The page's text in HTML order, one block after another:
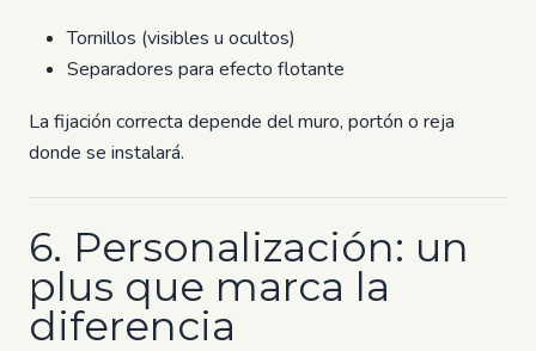
Tornillos (visibles u ocultos)
Separadores para efecto flotante
La fijación correcta depende del muro, portón o reja
donde se instalará.
6. Personalización: un
plus que marca la
diferencia